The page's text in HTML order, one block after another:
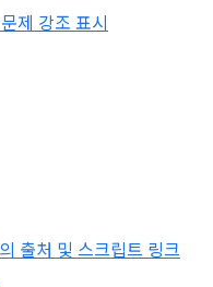
제 강조 표시
출처 및 스크립트 링크